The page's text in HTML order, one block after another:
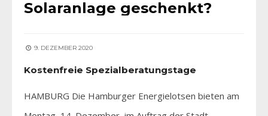
Solaranlage geschenkt?
9. DEZEMBER 2020
Kostenfreie Spezialberatungstage
HAMBURG Die Hamburger Energielotsen bieten am